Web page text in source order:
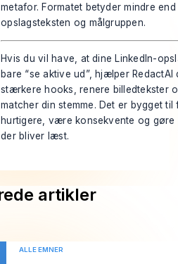
metafor. Formatet betyder mindre end
opslagsteksten og målgruppen.
Hvis du vil have, at dine LinkedIn-
bare “se aktive ud”, hjælper RedactAI
stærkere hooks, renere billedtekster
matcher din stemme. Det er bygget
hurtigere, være konsekvente og gøre
der bliver læst.
artikler
ALLE EMNER